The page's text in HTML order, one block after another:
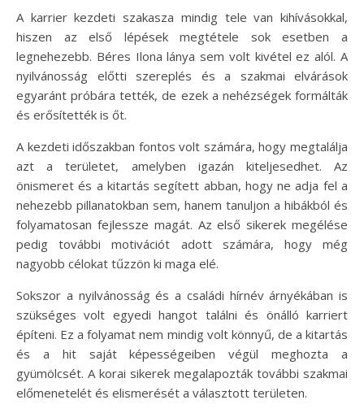
A karrier kezdeti szakasza mindig tele van kihívásokkal,
hiszen az első lépések megtétele sok esetben a
legnehezebb. Béres Ilona lánya sem volt kivétel ez alól. A
nyilvánosság előtti szereplés és a szakmai elvárások
egyaránt próbára tették, de ezek a nehézségek formálták
és erősítették is őt.
A kezdeti időszakban fontos volt számára, hogy megtalálja
azt a területet, amelyben igazán kiteljesedhet. Az
önismeret és a kitartás segített abban, hogy ne adja fel a
nehezebb pillanatokban sem, hanem tanuljon a hibákból és
folyamatosan fejlessze magát. Az első sikerek megélése
pedig további motivációt adott számára, hogy még
nagyobb célokat tűzzön ki maga elé.
Sokszor a nyilvánosság és a családi hírnév árnyékában is
szükséges volt egyedi hangot találni és önálló karriert
építeni. Ez a folyamat nem mindig volt könnyű, de a kitartás
és a hit saját képességeiben végül meghozta a
gyümölcsét. A korai sikerek megalapozták további szakmai
előmenetelét és elismerését a választott területen.